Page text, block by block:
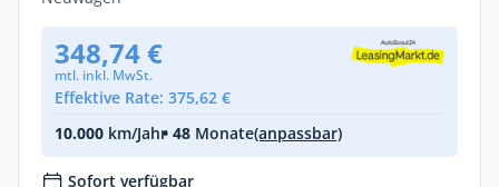
348,74 €
mtl. inkl. MwSt.
Effektive Rate: 375,62 €
10.000 km/Jahr• 48 Monate(anpassbar)
Sofort verfügbar